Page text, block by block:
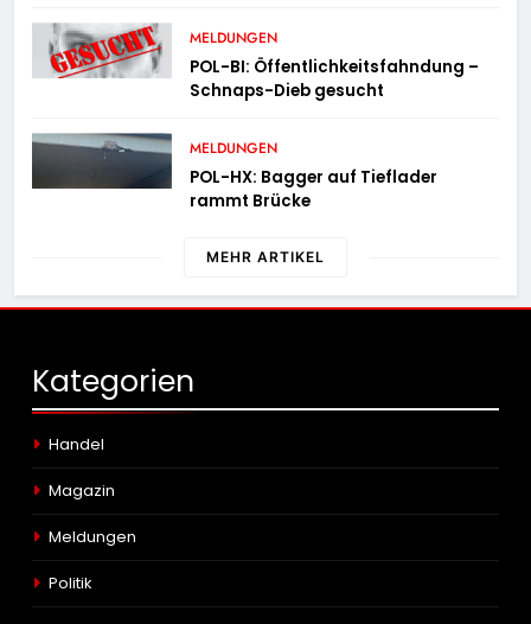
MELDUNGEN
POL-BI: Öffentlichkeitsfahndung –
Schnaps-Dieb gesucht
MELDUNGEN
POL-HX: Bagger auf Tieflader
rammt Brücke
MEHR ARTIKEL
Kategorien
Handel
Magazin
Meldungen
Politik